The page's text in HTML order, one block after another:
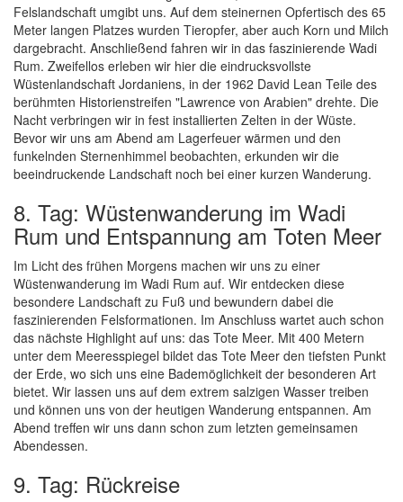
Felslandschaft umgibt uns. Auf dem steinernen Opfertisch des 65
Meter langen Platzes wurden Tieropfer, aber auch Korn und Milch
dargebracht. Anschließend fahren wir in das faszinierende Wadi
Rum. Zweifellos erleben wir hier die eindrucksvollste
Wüstenlandschaft Jordaniens, in der 1962 David Lean Teile des
berühmten Historienstreifen "Lawrence von Arabien" drehte. Die
Nacht verbringen wir in fest installierten Zelten in der Wüste.
Bevor wir uns am Abend am Lagerfeuer wärmen und den
funkelnden Sternenhimmel beobachten, erkunden wir die
beeindruckende Landschaft noch bei einer kurzen Wanderung.
8. Tag: Wüstenwanderung im Wadi
Rum und Entspannung am Toten Meer
Im Licht des frühen Morgens machen wir uns zu einer
Wüstenwanderung im Wadi Rum auf. Wir entdecken diese
besondere Landschaft zu Fuß und bewundern dabei die
faszinierenden Felsformationen. Im Anschluss wartet auch schon
das nächste Highlight auf uns: das Tote Meer. Mit 400 Metern
unter dem Meeresspiegel bildet das Tote Meer den tiefsten Punkt
der Erde, wo sich uns eine Bademöglichkeit der besonderen Art
bietet. Wir lassen uns auf dem extrem salzigen Wasser treiben
und können uns von der heutigen Wanderung entspannen. Am
Abend treffen wir uns dann schon zum letzten gemeinsamen
Abendessen.
9. Tag: Rückreise